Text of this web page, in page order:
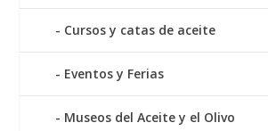
Cursos y catas de aceite
Eventos y Ferias
Museos del Aceite y el Olivo